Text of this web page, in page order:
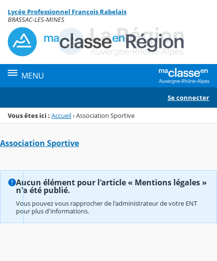
Menu de la rubrique
Contenu
Lycée Professionnel François Rabelais
BRASSAC-LES-MINES
MENU
Se connecter
Vous êtes ici : Accueil›Association Sportive
Association Sportive
Aucun élément pour l'article « Mentions légales »
n'a été publié.
Vous pouvez vous rapprocher de l'administrateur de votre ENT
pour plus d'informations.